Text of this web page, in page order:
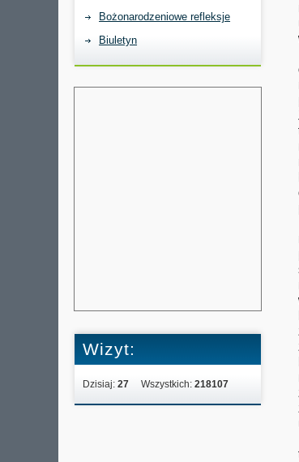
Bożonarodzeniowe refleksje
Biuletyn
Wizyt:
Dzisiaj: 27 Wszystkich: 218107